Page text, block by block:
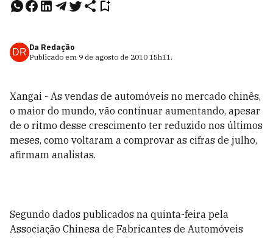
DR Da Redação
Publicado em 9 de agosto de 2010 15h11.
Xangai - As vendas de automóveis no mercado chinês,
o maior do mundo, vão continuar aumentando, apesar
de o ritmo desse crescimento ter reduzido nos últimos
meses, como voltaram a comprovar as cifras de julho,
afirmam analistas.
Segundo dados publicados na quinta-feira pela
Associação Chinesa de Fabricantes de Automóveis